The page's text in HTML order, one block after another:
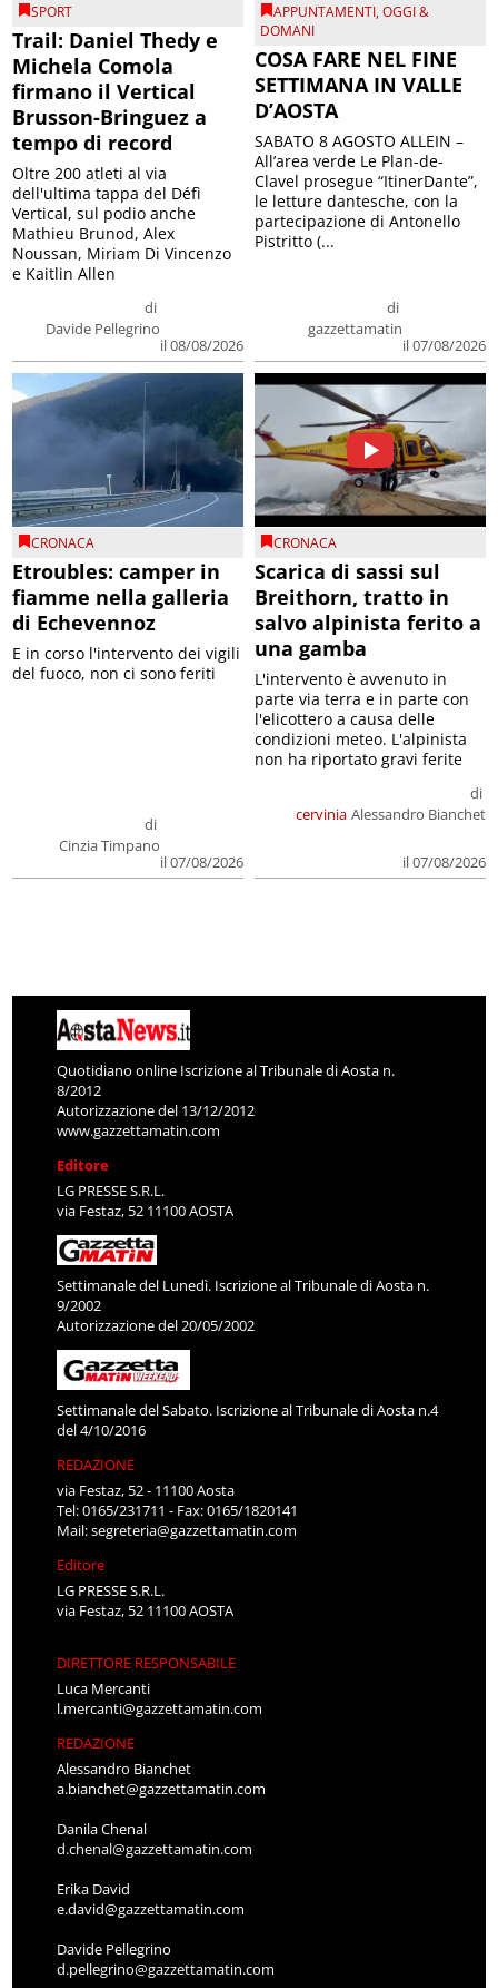
SPORT
Trail: Daniel Thedy e
Michela Comola
firmano il Vertical
Brusson-Bringuez a
tempo di record
di
Davide Pellegrino
il 08/08/2026
Oltre 200 atleti al via
dell'ultima tappa del Défì
Vertical, sul podio anche
Mathieu Brunod, Alex
Noussan, Miriam Di Vincenzo
e Kaitlin Allen
APPUNTAMENTI,OGGI &
DOMANI
COSA FARE NEL FINE
SETTIMANA IN VALLE
D’AOSTA
di
gazzettamatin
il 07/08/2026
SABATO 8 AGOSTO ALLEIN –
All’area verde Le Plan-de-
Clavel prosegue “ItinerDante”,
le letture dantesche, con la
partecipazione di Antonello
Pistritto (...
CRONACA
Etroubles: camper in
fiamme nella galleria
di Echevennoz
di
Cinzia Timpano
il 07/08/2026
E in corso l'intervento dei vigili
del fuoco, non ci sono feriti
CRONACA
Scarica di sassi sul
Breithorn, tratto in
salvo alpinista ferito a
una gamba
cervinia
di
Alessandro Bianchet
il 07/08/2026
L'intervento è avvenuto in
parte via terra e in parte con
l'elicottero a causa delle
condizioni meteo. L'alpinista
non ha riportato gravi ferite
Quotidiano online Iscrizione al Tribunale di Aosta n.
8/2012
Autorizzazione del 13/12/2012
www.gazzettamatin.com
Editore
LG PRESSE S.R.L.
via Festaz, 52 11100 AOSTA
Settimanale del Lunedì. Iscrizione al Tribunale di Aosta n.
9/2002
Autorizzazione del 20/05/2002
Settimanale del Sabato. Iscrizione al Tribunale di Aosta n.4
del 4/10/2016
REDAZIONE
via Festaz, 52 - 11100 Aosta
Tel: 0165/231711 - Fax: 0165/1820141
Mail:segreteria@gazzettamatin.com
Editore
LG PRESSE S.R.L.
via Festaz, 52 11100 AOSTA
DIRETTORE RESPONSABILE
Luca Mercanti
l.mercanti@gazzettamatin.com
REDAZIONE
Alessandro Bianchet
a.bianchet@gazzettamatin.com
Danila Chenal
d.chenal@gazzettamatin.com
Erika David
e.david@gazzettamatin.com
Davide Pellegrino
d.pellegrino@gazzettamatin.com